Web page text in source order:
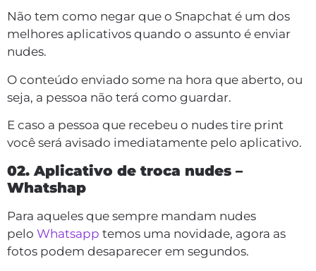
Não tem como negar que o Snapchat é um dos
melhores aplicativos quando o assunto é enviar
nudes.
O conteúdo enviado some na hora que aberto, ou
seja, a pessoa não terá como guardar.
E caso a pessoa que recebeu o nudes tire print
você será avisado imediatamente pelo aplicativo.
02. Aplicativo de troca nudes –
Whatshap
Para aqueles que sempre mandam nudes
pelo Whatsapp temos uma novidade, agora as
fotos podem desaparecer em segundos.